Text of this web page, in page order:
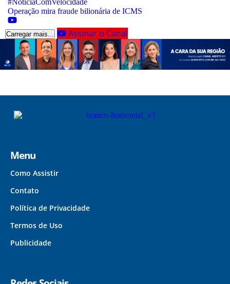
Operação mira fraude bilionária de ICMS
Carregar mais... Assinar o Canal
Menu
Como Assistir
Contato
Política de Privacidade
Termos de Uso
Publicidade